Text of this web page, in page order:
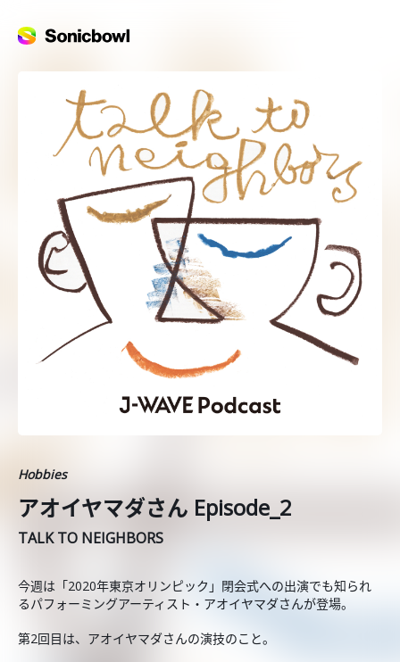
Hobbies
アオイヤマダさん Episode_2
TALK TO NEIGHBORS
今週は「2020年東京オリンピック」閉会式への出演でも知られ
るパフォーミングアーティスト・アオイヤマダさんが登場。
第2回目は、アオイヤマダさんの演技のこと。